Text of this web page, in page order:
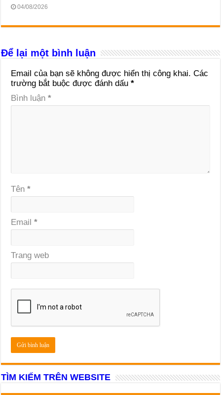
04/08/2026
Để lại một bình luận
Email của bạn sẽ không được hiển thị công khai. Các
trường bắt buộc được đánh dấu*
Bình luận*
Tên*
Email*
Trang web
TÌM KIẾM TRÊN WEBSITE